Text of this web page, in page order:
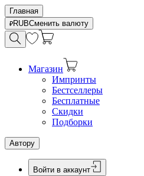
Главная
RUBСменить валюту
Магазин
Импринты
Бестселлеры
Бесплатные
Скидки
Подборки
Автору
Войти в аккаунт